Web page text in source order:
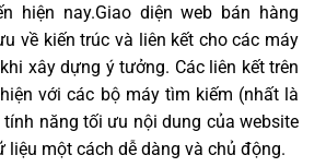
hiện nay.Giao diện web bán hàng
về kiến trúc và liên kết cho các máy
xây dựng ý tưởng. Các liên kết trên
với các bộ máy tìm kiếm (nhất là
tính năng tối ưu nội dung của website
liệu một cách dễ dàng và chủ động.